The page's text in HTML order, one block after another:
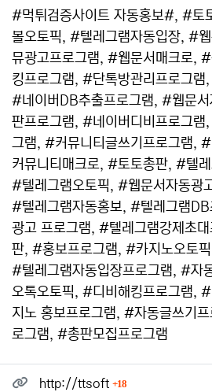
#먹튀검증사이트 자동홍보#, #토
볼오토픽, #텔레그램자동입장, #
뮤광고프로그램, #웹문서매크로,
킹프로그램, #단톡방관리프로그
#네이버DB추출프로그램, #웹문
판프로그램, #네이버디비프로그
그램, #커뮤니티글쓰기프로그램,
커뮤니티매크로, #토토총판, #텔
#텔레그램오토픽, #웹문서자동광
#텔레그램자동홍보, #텔레그램
광고 프로그램, #텔레그램강제초
판, #홍보프로그램, #카지노오토
#텔레그램자동입장프로그램, #자
오톡오토픽, #디비해킹프로그램,
지노 홍보프로그램, #자동글쓰기
로그램, #총판모집프로그램
관련자료http://ttsoft 18회 연결